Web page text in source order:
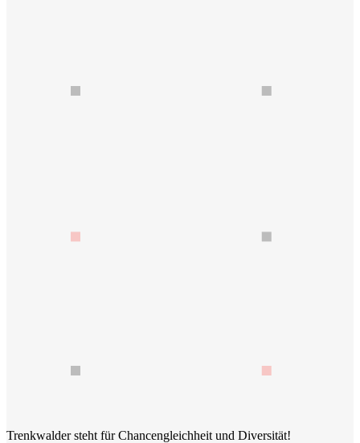
Trenkwalder steht für Chancengleichheit und Diversität!